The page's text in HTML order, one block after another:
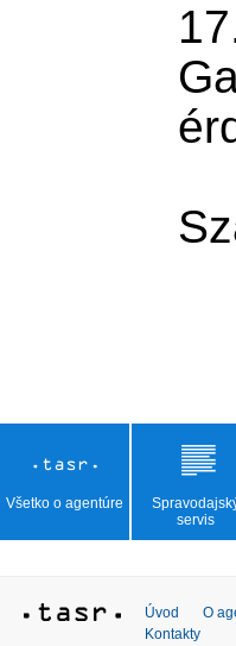
Všetko o agentúre
servis
Úvod O
Kontakty